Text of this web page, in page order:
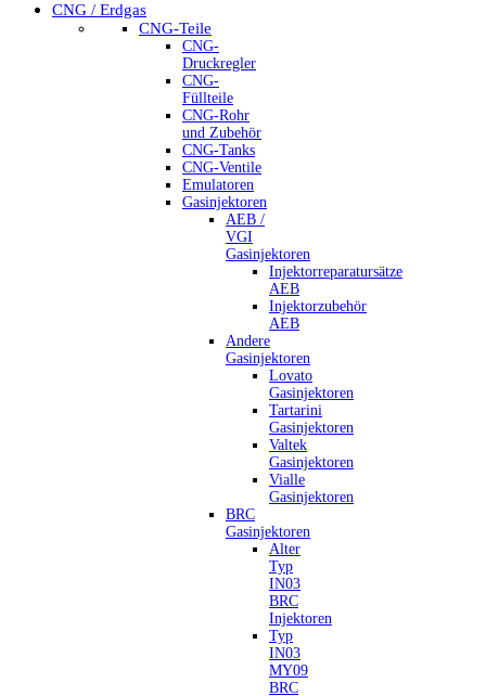
CNG / Erdgas
CNG-Teile
CNG-
Druckregler
CNG-
Füllteile
CNG-Rohr
und Zubehör
CNG-Tanks
CNG-Ventile
Emulatoren
Gasinjektoren
AEB /
VGI
Gasinjektoren
Injektorreparatursätze
AEB
Injektorzubehör
AEB
Andere
Gasinjektoren
Lovato
Gasinjektoren
Tartarini
Gasinjektoren
Valtek
Gasinjektoren
Vialle
Gasinjektoren
BRC
Gasinjektoren
Alter
Typ
IN03
BRC
Injektoren
Typ
IN03
MY09
BRC